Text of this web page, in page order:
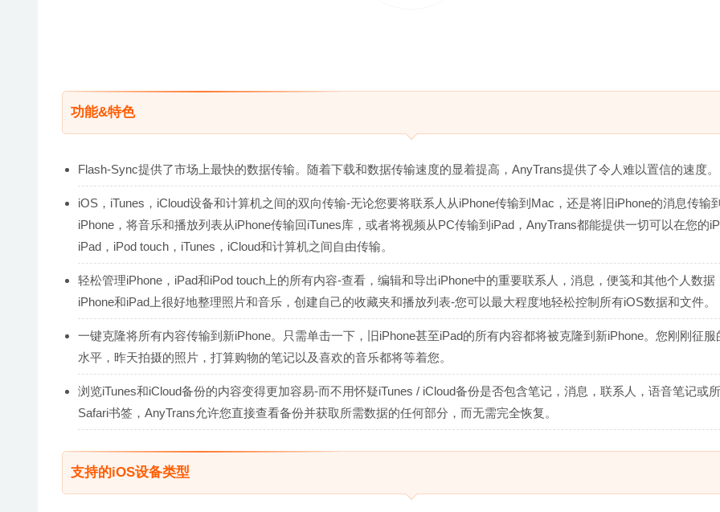
功能&特色
Flash-Sync提供了市场上最快的数据传输。随着下载和数据传输速度的显着提高，AnyTrans提供了令人难以置信的速度。
iOS，iTunes，iCloud设备和计算机之间的双向传输-无论您要将联系人从iPhone传输到Mac，还是将旧iPhone的消息传输
iPhone，将音乐和播放列表从iPhone传输回iTunes库，或者将视频从PC传输到iPad，AnyTrans都能提供一切可以在您的
iPad，iPod touch，iTunes，iCloud和计算机之间自由传输。
轻松管理iPhone，iPad和iPod touch上的所有内容-查看，编辑和导出iPhone中的重要联系人，消息，便笺和其他个人数据
iPhone和iPad上很好地整理照片和音乐，创建自己的收藏夹和播放列表-您可以最大程度地轻松控制所有iOS数据和文件。
一键克隆将所有内容传输到新iPhone。只需单击一下，旧iPhone甚至iPad的所有内容都将被克隆到新iPhone。您刚刚征服
水平，昨天拍摄的照片，打算购物的笔记以及喜欢的音乐都将等着您。
浏览iTunes和iCloud备份的内容变得更加容易-而不用怀疑iTunes / iCloud备份是否包含笔记，消息，联系人，语音笔记或
Safari书签，AnyTrans允许您直接查看备份并获取所需数据的任何部分，而无需完全恢复。
支持的iOS设备类型